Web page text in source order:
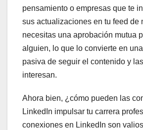
pensamiento o empresas que te
sus actualizaciones en tu feed de
necesitas una aprobación mutua
alguien, lo que lo convierte en
pasiva de seguir el contenido y
interesan.
Ahora bien, ¿cómo pueden las
LinkedIn impulsar tu carrera
conexiones en LinkedIn son